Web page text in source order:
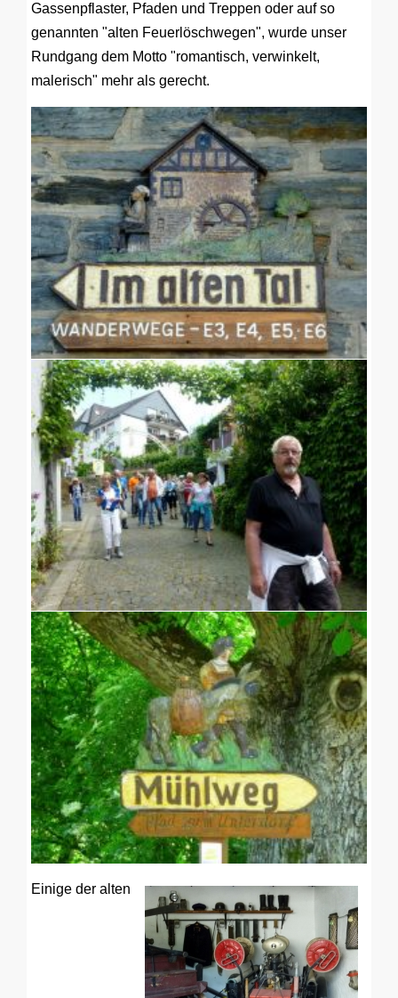
Gassenpflaster, Pfaden und Treppen oder auf so
genannten "alten Feuerlöschwegen", wurde unser
Rundgang dem Motto "romantisch, verwinkelt,
malerisch" mehr als gerecht.
Einige der alten